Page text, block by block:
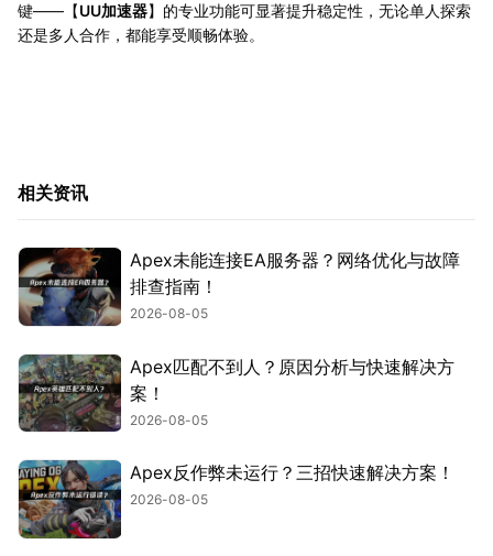
键——【UU加速器】的专业功能可显著提升稳定性，无论单人探索
还是多人合作，都能享受顺畅体验。
相关资讯
Apex未能连接EA服务器？网络优化与故障
排查指南！
2026-08-05
Apex匹配不到人？原因分析与快速解决方
案！
2026-08-05
Apex反作弊未运行？三招快速解决方案！
2026-08-05